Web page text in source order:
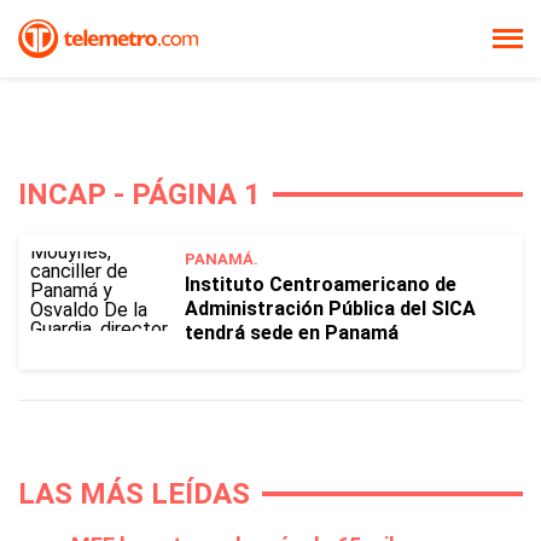
INCAP - PÁGINA 1
PANAMÁ.
Instituto Centroamericano de
Administración Pública del SICA
tendrá sede en Panamá
LAS MÁS LEÍDAS